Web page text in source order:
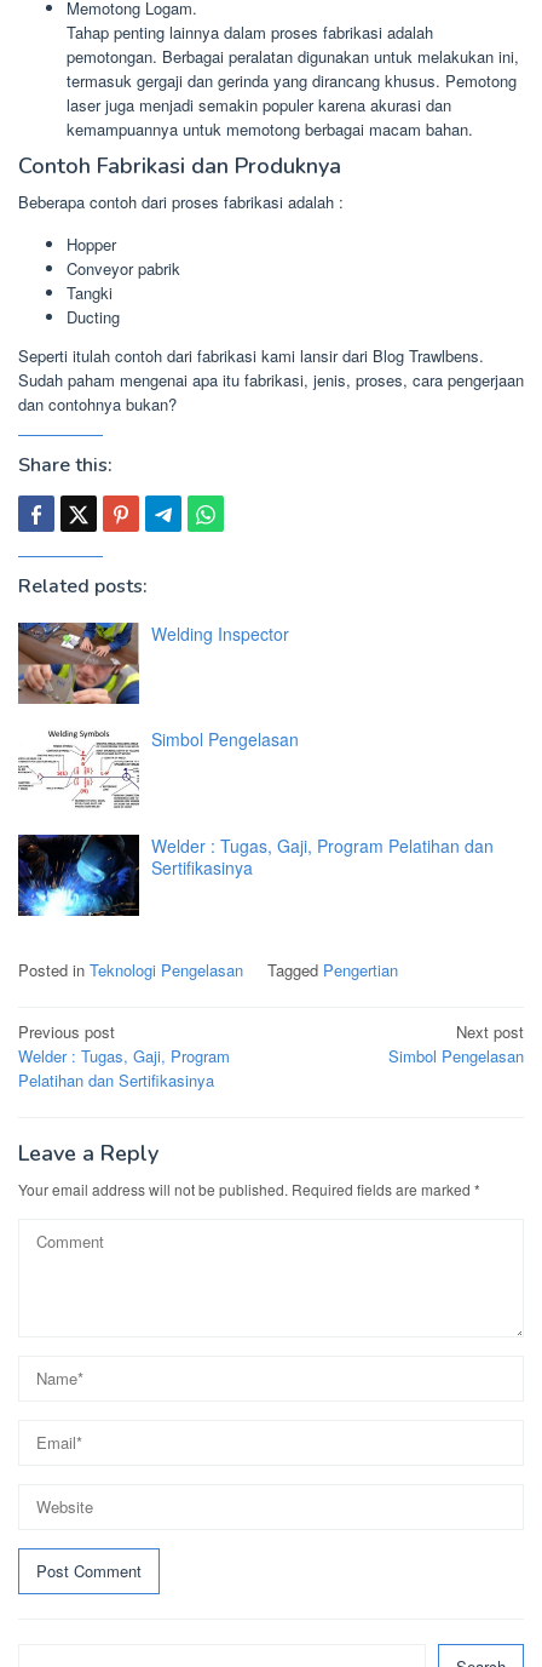
Memotong Logam.
Tahap penting lainnya dalam proses fabrikasi adalah
pemotongan. Berbagai peralatan digunakan untuk melakukan ini,
termasuk gergaji dan gerinda yang dirancang khusus. Pemotong
laser juga menjadi semakin populer karena akurasi dan
kemampuannya untuk memotong berbagai macam bahan.
Contoh Fabrikasi dan Produknya
Beberapa contoh dari proses fabrikasi adalah :
Hopper
Conveyor pabrik
Tangki
Ducting
Seperti itulah contoh dari fabrikasi kami lansir dari Blog Trawlbens.
Sudah paham mengenai apa itu fabrikasi, jenis, proses, cara pengerjaan
dan contohnya bukan?
Share this:
Related posts:
Welding Inspector
Simbol Pengelasan
Welder : Tugas, Gaji, Program Pelatihan dan
Sertifikasinya
Posted in Teknologi Pengelasan Tagged Pengertian
Post
navigation
Previous post
Welder : Tugas, Gaji, Program
Pelatihan dan Sertifikasinya
Next post
Simbol Pengelasan
Leave a Reply
Your email address will not be published. Required fields are marked *